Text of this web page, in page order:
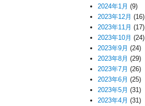
2024年1月 (9)
2023年12月 (16)
2023年11月 (17)
2023年10月 (24)
2023年9月 (24)
2023年8月 (29)
2023年7月 (26)
2023年6月 (25)
2023年5月 (31)
2023年4月 (31)